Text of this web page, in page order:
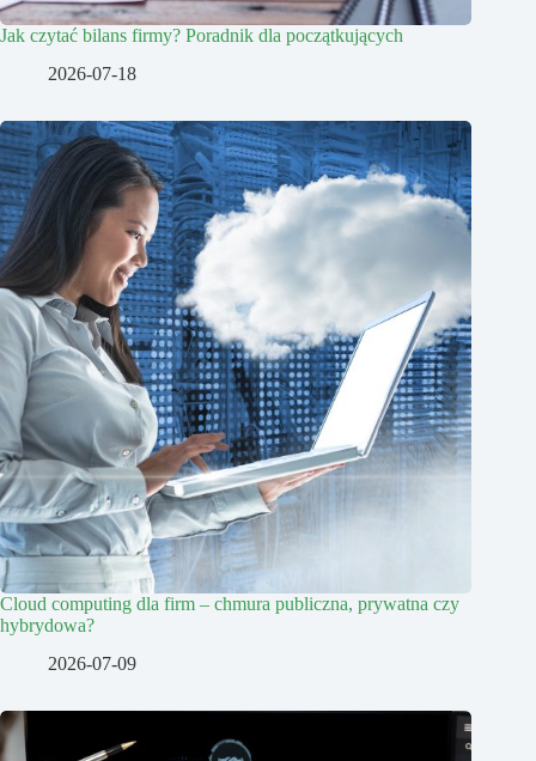
Jak czytać bilans firmy? Poradnik dla początkujących
2026-07-18
Cloud computing dla firm – chmura publiczna, prywatna czy
hybrydowa?
2026-07-09